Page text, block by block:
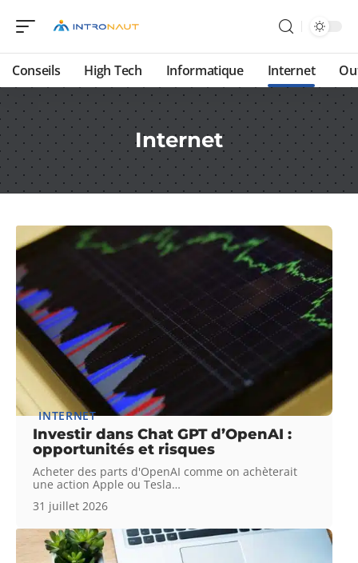
Conseils High Tech Informatique Internet
Internet
INTERNET
Investir dans Chat GPT d’OpenAI :
opportunités et risques
Acheter des parts d'OpenAI comme on achèterait
une action Apple ou Tesla…
31 juillet 2026